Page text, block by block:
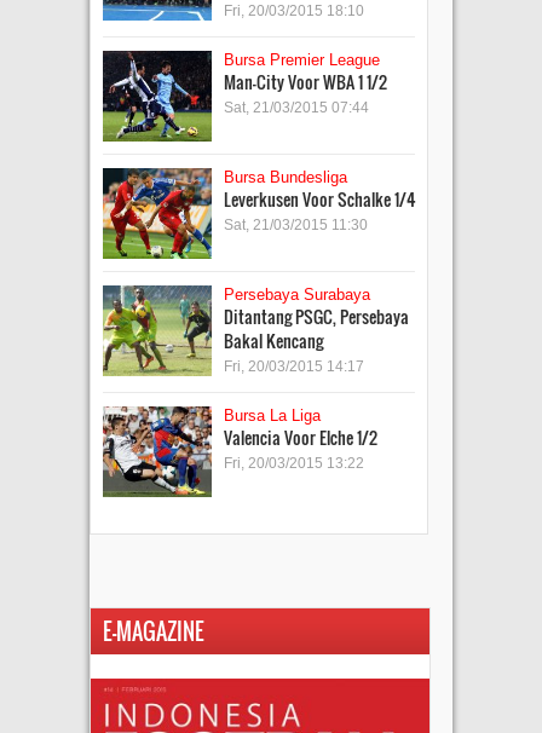
Fri, 20/03/2015 18:10
Bursa Premier League
Man-City Voor WBA 1 1/2
Sat, 21/03/2015 07:44
Bursa Bundesliga
Leverkusen Voor Schalke 1/4
Sat, 21/03/2015 11:30
Persebaya Surabaya
Ditantang PSGC, Persebaya
Bakal Kencang
Fri, 20/03/2015 14:17
Bursa La Liga
Valencia Voor Elche 1/2
Fri, 20/03/2015 13:22
E-MAGAZINE